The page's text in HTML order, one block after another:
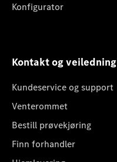
Konfigurator
Kontakt og veiledning
Kundeservice og support
Venterommet
Bestill prøvekjøring
Finn forhandler